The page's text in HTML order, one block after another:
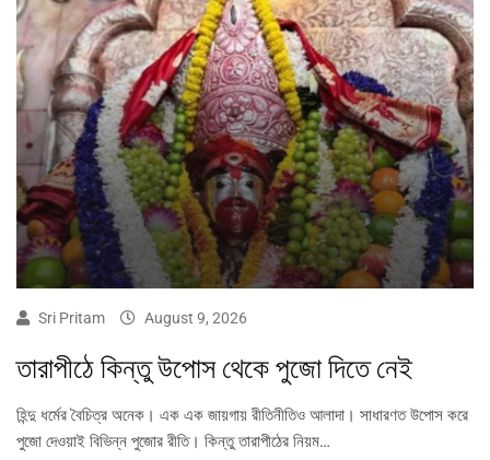
Sri Pritam August 9, 2026
তারাপীঠে কিন্তু উপোস থেকে পুজো দিতে নেই
হিন্দু ধর্মের বৈচিত্র অনেক। এক এক জায়গায় রীতিনীতিও আলাদা। সাধারণত উপোস করে
পুজো দেওয়াই বিভিন্ন পুজোর রীতি। কিন্তু তারাপীঠের নিয়ম…